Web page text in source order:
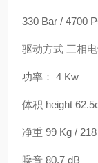
330 Bar / 4700
驱动方式 三相
功率： 4 Kw
体积 height
净重 99 Kg /
噪音 80.7 dB